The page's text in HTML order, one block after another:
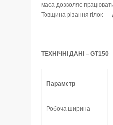
маса дозволяє
Товщина різання гілок —
ТЕХНІЧНІ ДАНІ – GT150
Параметр
Робоча ширина